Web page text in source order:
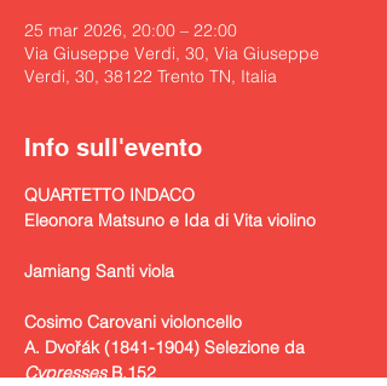
25 mar 2026, 20:00 – 22:00
Via Giuseppe Verdi, 30, Via Giuseppe
Verdi, 30, 38122 Trento TN, Italia
Info sull'evento
QUARTETTO INDACO
Eleonora Matsuno e Ida di Vita violino
Jamiang Santi viola
Cosimo Carovani violoncello
A. Dvořák (1841-1904) Selezione da
Cypresses B.152